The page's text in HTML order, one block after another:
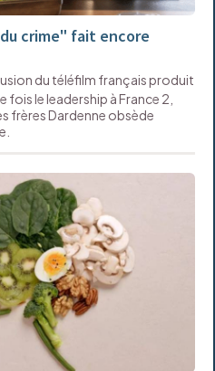
crime" fait encore
du téléfilm français produit
fois le leadership à France 2,
frères Dardenne obsède